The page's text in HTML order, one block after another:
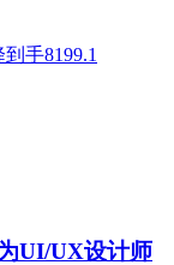
UI/UX设计师